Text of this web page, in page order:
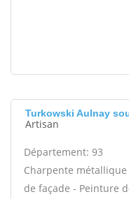
Turkowski Aulnay
Artisan
Département: 93
Charpente
de façade - Peinture